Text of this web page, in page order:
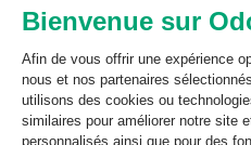
Les données affichées ici,
complète, ne doivent pas être
données ou la base de données
exploiter, ni de les rendre
préalable de TecDoc. Toute
droits d’auteur et fera l’objet de